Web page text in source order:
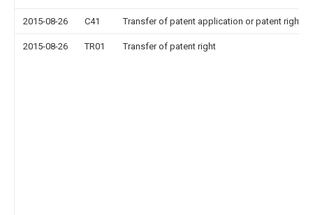
2015-08-26 C41 Transfer of patent application or patent right
2015-08-26 TR01 Transfer of patent right